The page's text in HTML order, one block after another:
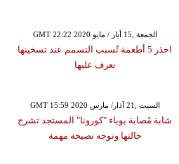
GMT 22:22 2020 الجمعة ,15 أيار / مايو
احذر 5 أطعمة تُسبب التسمم عند تسخينها
تعرف عليها
GMT 15:59 2020 السبت ,21 آذار/ مارس
شابة مُصابة بوباء "كورونا" المستجد تشرح
حالتها وتوجه نصيحة مهمة